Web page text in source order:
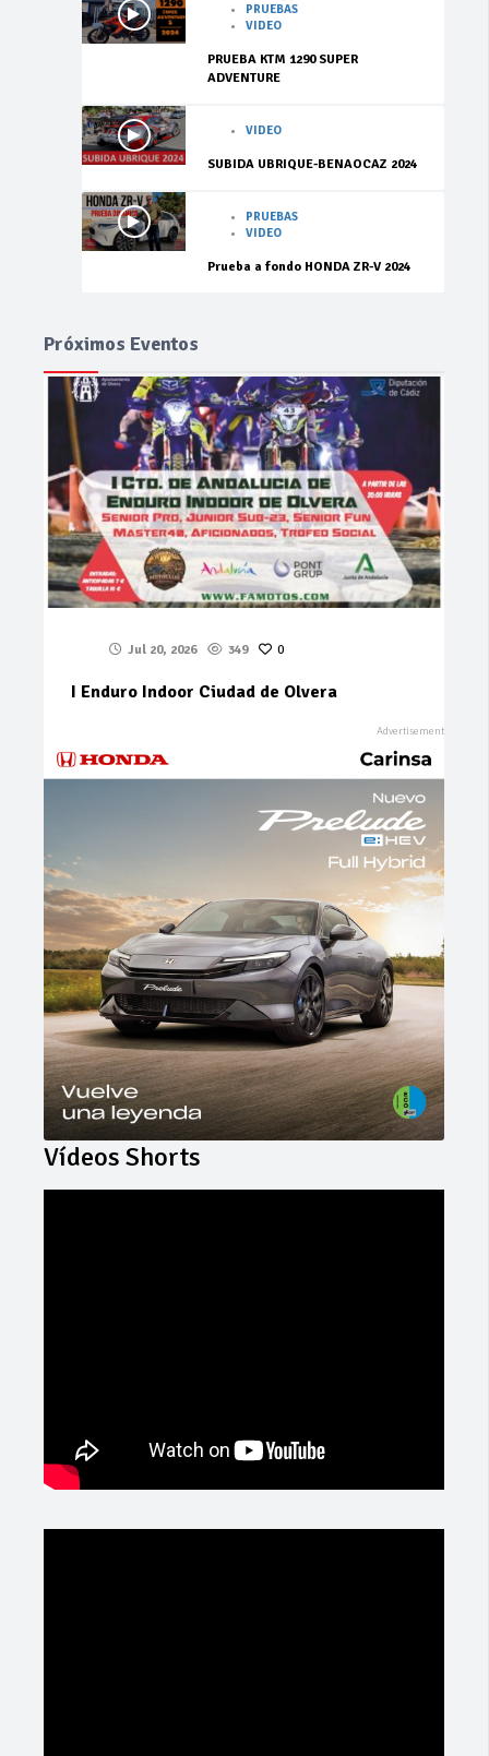
PRUEBAS
VIDEO
PRUEBA KTM 1290 SUPER
ADVENTURE
VIDEO
SUBIDA UBRIQUE-BENAOCAZ 2024
PRUEBAS
VIDEO
Prueba a fondo HONDA ZR-V 2024
Próximos Eventos
Jul 20, 2026 349 0
I Enduro Indoor Ciudad de Olvera
Vídeos Shorts